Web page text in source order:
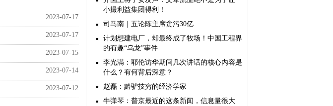
2023-07-17
2023-07-17
2023-07-15
2023-07-14
2023-07-12
小撮利益集团得利！
司马南｜五论陈主席贪污30亿
计划想建电厂，却最终成了牧场！中国工程界
的有趣“乌龙”事件
李光满：耶伦访华期间几次讲话的核心内容是
什么？有何背后深意？
赵磊：黔驴技穷的经济学家
牛弹琴：普京最近的这条新闻，信息量很大